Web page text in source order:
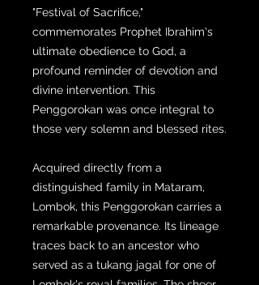
"Festival of Sacrifice,"
commemorates Prophet Ibrahim's
ultimate obedience to God, a
profound reminder of devotion and
divine intervention. This
Penggorokan was once integral to
those very solemn and blessed rites.
Acquired directly from a
distinguished family in Mataram,
Lombok, this Penggorokan carries a
remarkable provenance. Its lineage
traces back to an ancestor who
served as a tukang jagal for one of